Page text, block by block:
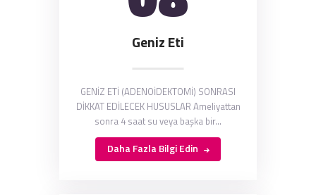
Geniz Eti
GENİZ ETİ (ADENOİDEKTOMİ) SONRASI
DİKKAT EDİLECEK HUSUSLAR Ameliyattan
sonra 4 saat su veya başka bir…
Daha Fazla Bilgi Edin